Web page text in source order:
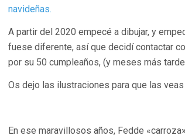
navideñas.
A partir del 2020 empecé a dibujar, y
fuese diferente, así que decidí contactar
por su 50 cumpleaños, (y meses más
Os dejo las ilustraciones para que las veas
En ese maravillosos años, Fedde